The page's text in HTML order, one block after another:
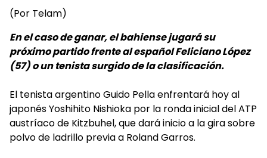
(Por Telam)
En el caso de ganar, el bahiense jugará su
próximo partido frente al español Feliciano López
(57) o un tenista surgido de la clasificación.
El tenista argentino Guido Pella enfrentará hoy al
japonés Yoshihito Nishioka por la ronda inicial del ATP
austríaco de Kitzbuhel, que dará inicio a la gira sobre
polvo de ladrillo previa a Roland Garros.